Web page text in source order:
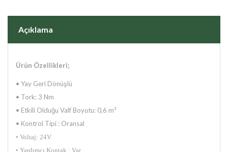
Açıklama
Ürün Özellikleri;
• Yay Geri Dönüşlü
• Tork: 3 Nm
• Etkili Olduğu Valf Boyutu: 0,6 m²
• Kontrol Tipi : Oransal
• Voltaj: 24V
• Yardımcı Kontak : Var